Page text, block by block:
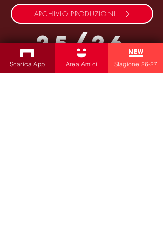
ARCHIVIO PRODUZIONI
25/26
Scarica App Area Amici Stagione 26-27